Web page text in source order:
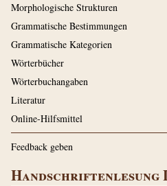
Morphologische Strukturen
Grammatische Bestimmungen
Grammatische Kategorien
Wörterbücher
Wörterbuchangaben
Literatur
Online-Hilfsmittel
Feedback geben
Handschriftenlesung